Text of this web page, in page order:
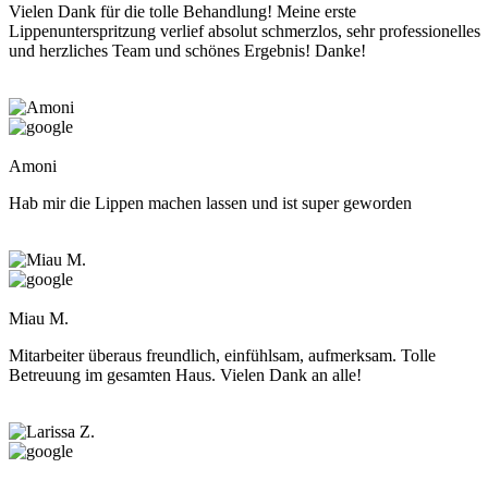
Vielen Dank für die tolle Behandlung! Meine erste
Lippenunterspritzung verlief absolut schmerzlos, sehr professionelles
und herzliches Team und schönes Ergebnis! Danke!
Amoni
Hab mir die Lippen machen lassen und ist super geworden
Miau M.
Mitarbeiter überaus freundlich, einfühlsam, aufmerksam. Tolle
Betreuung im gesamten Haus. Vielen Dank an alle!